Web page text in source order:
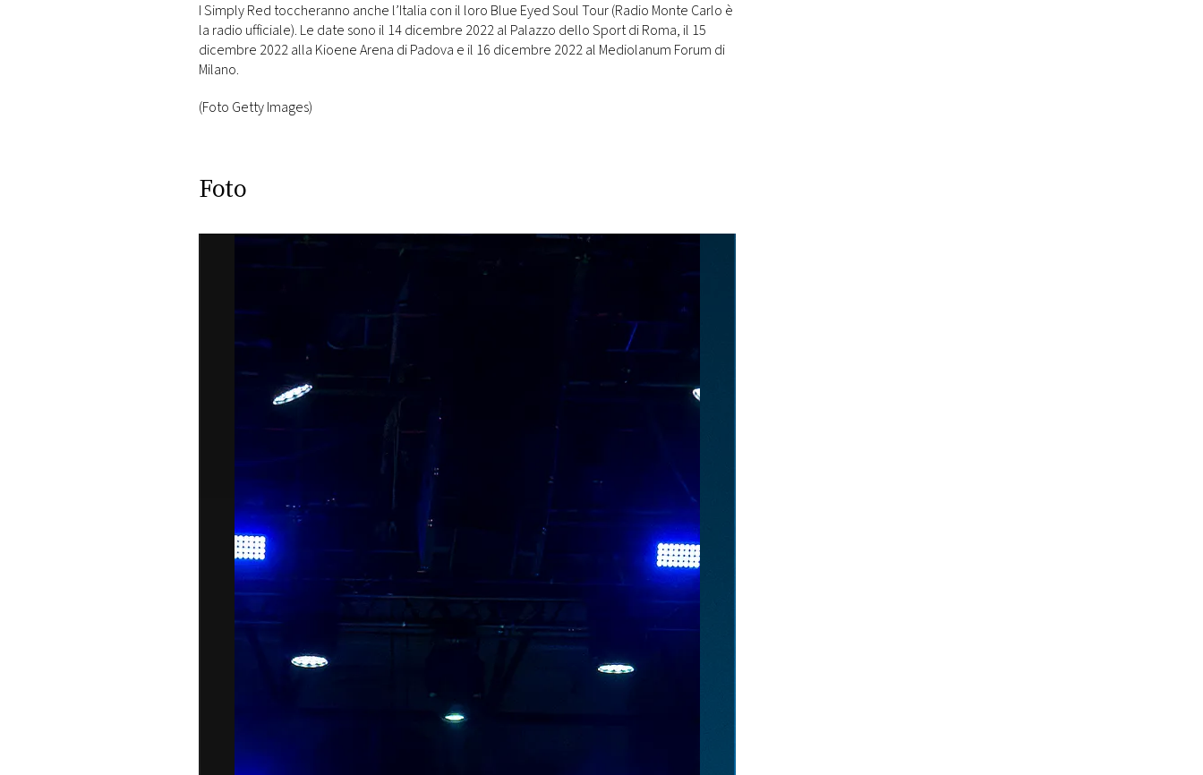
I Simply Red toccheranno anche l’Italia con il loro Blue Eyed Soul Tour (Radio Monte Carlo è
la radio ufficiale). Le date sono il 14 dicembre 2022 al Palazzo dello Sport di Roma, il 15
dicembre 2022 alla Kioene Arena di Padova e il 16 dicembre 2022 al Mediolanum Forum di
Milano.
(Foto Getty Images)
Foto